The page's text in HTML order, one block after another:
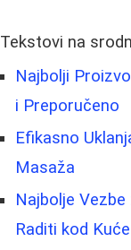
Tekstovi na
Najbolji
i Preporučeno
Efikasno
Masaža
Najbolje
Raditi kod Kuće